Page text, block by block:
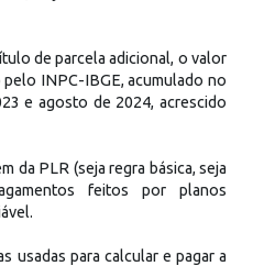
de parcela adicional, o valor
INPC-IBGE, acumulado no
e agosto de 2024, acrescido
da PLR (seja regra básica, seja
feitos por planos
usadas para calcular e pagar a